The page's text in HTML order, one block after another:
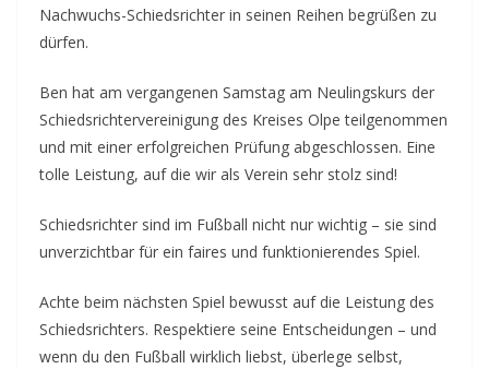
Nachwuchs-Schiedsrichter in seinen Reihen begrüßen zu
dürfen.
Ben hat am vergangenen Samstag am Neulingskurs der
Schiedsrichtervereinigung des Kreises Olpe teilgenommen
und mit einer erfolgreichen Prüfung abgeschlossen. Eine
tolle Leistung, auf die wir als Verein sehr stolz sind!
Schiedsrichter sind im Fußball nicht nur wichtig – sie sind
unverzichtbar für ein faires und funktionierendes Spiel.
Achte beim nächsten Spiel bewusst auf die Leistung des
Schiedsrichters. Respektiere seine Entscheidungen – und
wenn du den Fußball wirklich liebst, überlege selbst,